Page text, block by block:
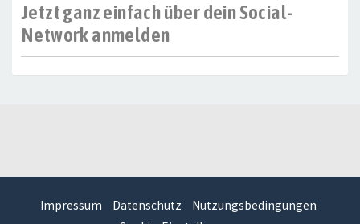
Jetzt ganz einfach über dein Social-
Network anmelden
Impressum Datenschutz
Nutzungsbedingungen